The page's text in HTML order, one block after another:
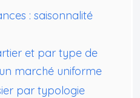
: saisonnalité
et par type de
marché uniforme
par typologie